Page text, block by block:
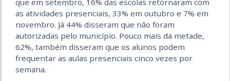
que em setembro, 16% das escolas retornaram com
as atividades presenciais, 33% em outubro e 7% em
novembro. Já 44% disseram que não foram
autorizadas pelo município. Pouco mais da metade,
62%, também disseram que os alunos podem
frequentar as aulas presenciais cinco vezes por
semana.